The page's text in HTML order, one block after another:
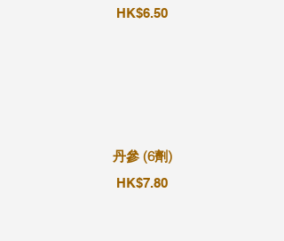
HK$6.50
丹參 (6劑)
HK$7.80